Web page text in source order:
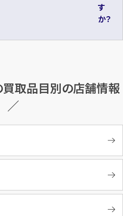
す
か？
取品目別の店舗情報
／